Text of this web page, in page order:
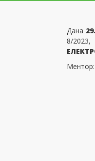
Дана
8/
Ментор: